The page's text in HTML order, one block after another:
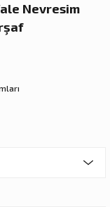
Nevresim